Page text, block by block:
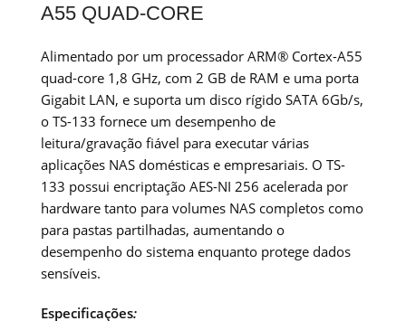
A55 QUAD-CORE
Alimentado por um processador ARM® Cortex-A55
quad-core 1,8 GHz, com 2 GB de RAM e uma porta
Gigabit LAN, e suporta um disco rígido SATA 6Gb/s,
o TS-133 fornece um desempenho de
leitura/gravação fiável para executar várias
aplicações NAS domésticas e empresariais. O TS-
133 possui encriptação AES-NI 256 acelerada por
hardware tanto para volumes NAS completos como
para pastas partilhadas, aumentando o
desempenho do sistema enquanto protege dados
sensíveis.
Especificações: